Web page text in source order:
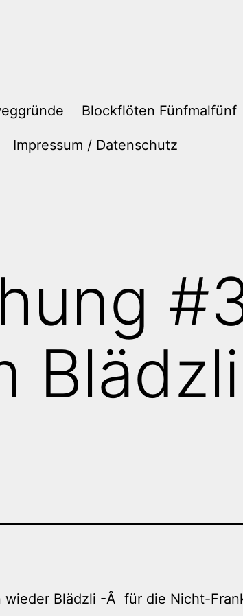
Blockflöten Fünfmalfünf
Impressum / Datenschutz
wieder Blädzli -Â für die Nicht-